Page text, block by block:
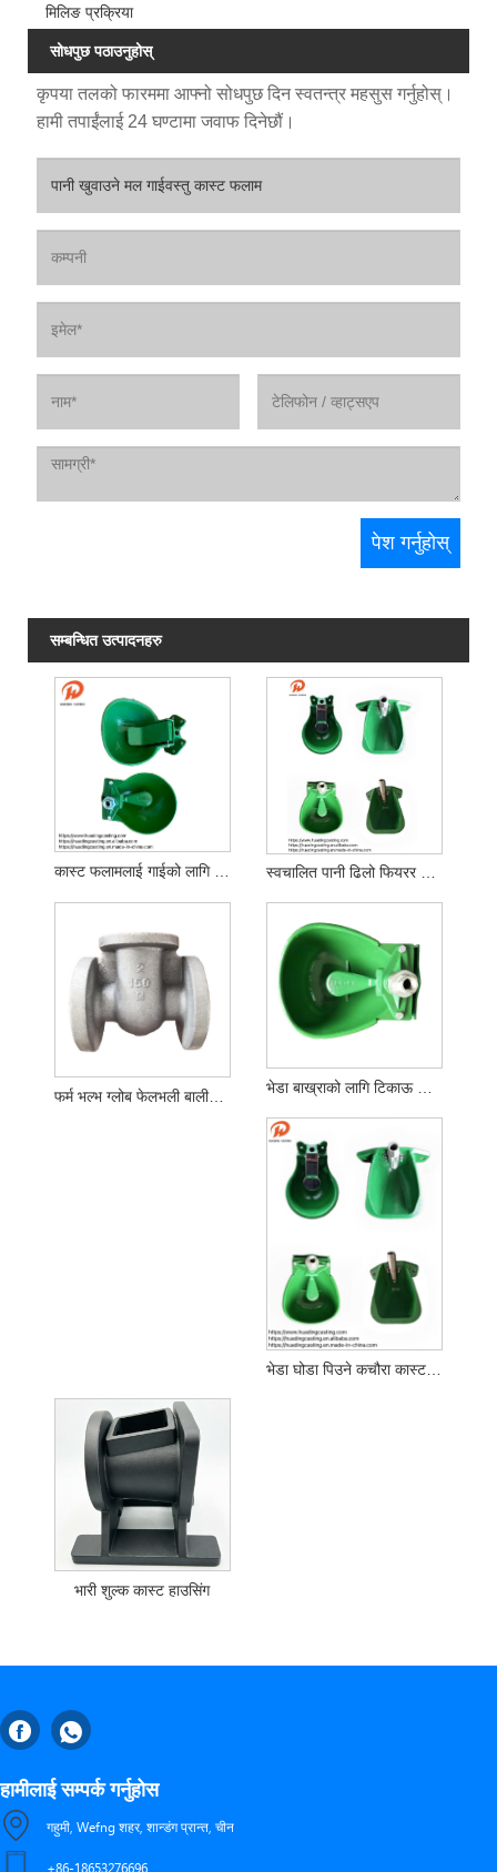
मिलिङ प्रक्रिया
सोधपुछ पठाउनुहोस्
कृपया तलको फारममा आफ्नो सोधपुछ दिन स्वतन्त्र महसुस गर्नुहोस्।
हामी तपाईंलाई 24 घण्टामा जवाफ दिनेछौं।
सम्बन्धित उत्पादनहरु
स्वचालित पानी ढिलो फियरर बाउल खैरो खैरो फलाम
फर्म भल्भ ग्लोब फेलभली बालीफ्लाइली भल्भको लागि बालुवा कालुवा काप्टाई
भारी शुल्क कास्ट हाउसिंग
हामीलाई सम्पर्क गर्नुहोस
गहुमी, Wefng शहर, शान्डंग प्रान्त, चीन
+86-18653276696